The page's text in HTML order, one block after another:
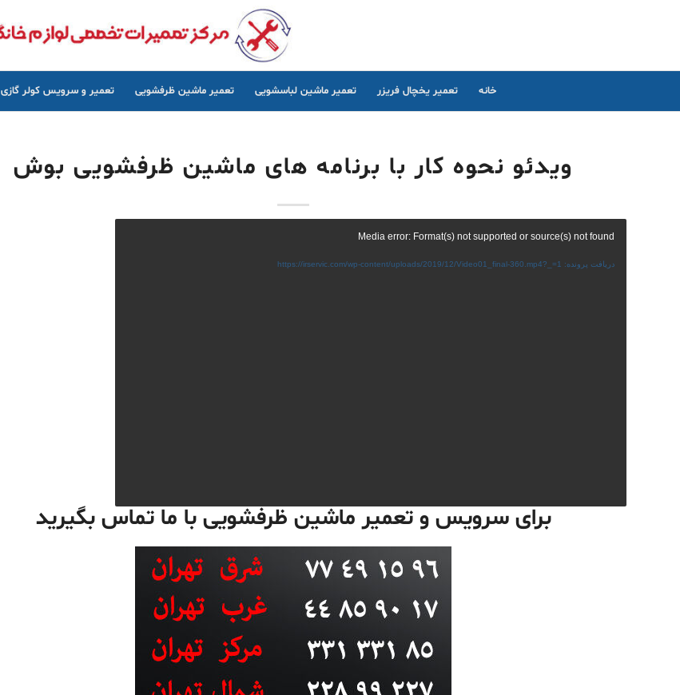
خانه تعمیر یخچال فریزر تعمیر ماشین لباسشویی تعمیر ماشین ظرفشویی تعمیر و سرویس کولر گازی
ویدئو نحوه کار با برنامه های ماشین ظرفشویی بوش
Media error: Format(s) not supported or source(s) not found
دریافت پرونده: https://irservic.com/wp-content/uploads/2019/12/Video01_final-360.mp4?_=1
برای سرویس وتعمیر ماشین ظرفشویی با ما تماس بگیرید